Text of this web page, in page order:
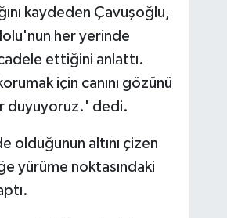
kaydeden Çavuşoğlu,
her yerinde
ettiğini anlattı.
için canını gözünü
duyuyoruz.' dedi.
olduğunun altını çizen
yürüme noktasındaki